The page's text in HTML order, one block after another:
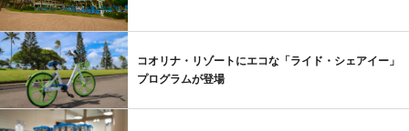
コオリナ・リゾートにエコな「ライド・シェアイー」
プログラムが登場